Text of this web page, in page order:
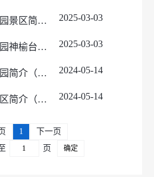
土炮营国家沙漠公园景区简介（AAA） 2025-03-03
玛纳斯国家森林公园神榆台景区简介（AAA） 2025-03-03
玛纳斯国家湿地公园简介（AAAA） 2024-05-14
玛纳斯县博物馆景区简介（AAA） 2024-05-14
1
下一页
页 确定